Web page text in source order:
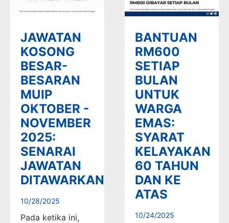
JAWATAN
KOSONG
BESAR-
BESARAN
MUIP
OKTOBER -
NOVEMBER
2025:
SENARAI
JAWATAN
DITAWARKAN
10/28/2025
Pada ketika ini,
BANTUAN
RM600
SETIAP
BULAN
UNTUK
WARGA
EMAS:
SYARAT
KELAYAKAN
60 TAHUN
DAN KE
ATAS
10/24/2025